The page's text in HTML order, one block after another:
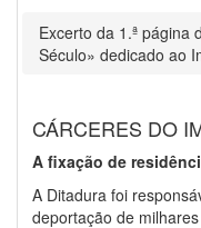
Excerto da 1.ª página
Século» dedicado ao
CÁRCERES DO
A fixação de
A Ditadura foi
deportação de